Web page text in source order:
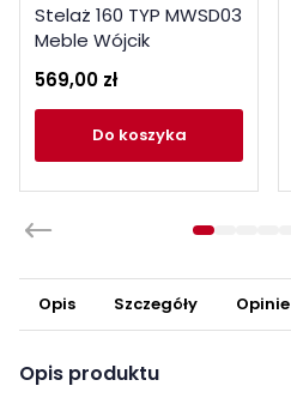
Stelaż 160 TYP MWSD03
Meble Wójcik
569,00 zł
do koszyka
Opis Szczegóły Opinie
Opis produktu